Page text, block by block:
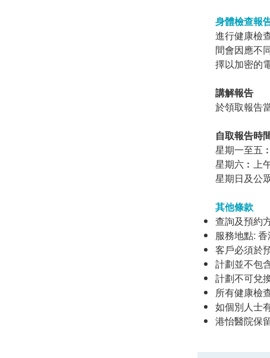
身體檢查報
進行健康檢
間會因應不
擇以加密的
講解報告
於領取報告
自取報告時
星期一至五
星期六︰上
星期日及公
其他條款
查詢及預約
服務地點:
客戶必須於
計劃並不包
計劃不可兌
所有健康檢
如個別人士
港怡醫院保